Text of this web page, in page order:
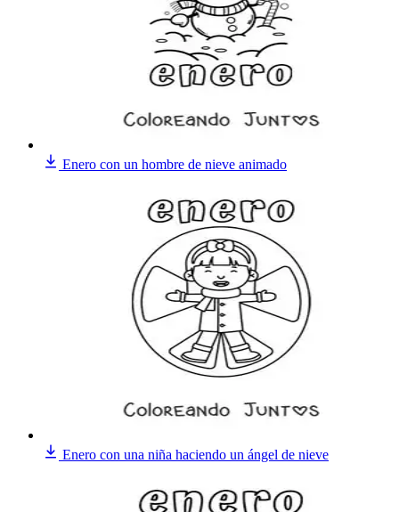
Enero con un hombre de nieve animado
Enero con una niña haciendo un ángel de nieve